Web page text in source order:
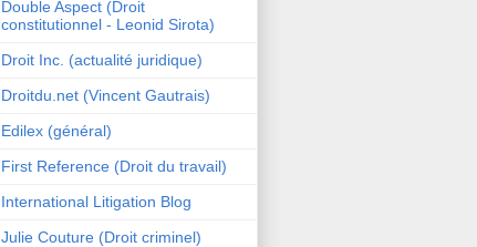
Double Aspect (Droit
constitutionnel - Leonid Sirota)
Droit Inc. (actualité juridique)
Droitdu.net (Vincent Gautrais)
Edilex (général)
First Reference (Droit du travail)
International Litigation Blog
Julie Couture (Droit criminel)